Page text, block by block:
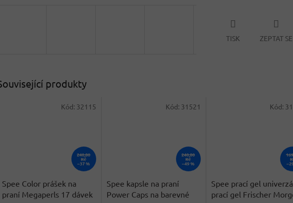
TISK ZEPTAT SE
produkty
240,80
Kč
–37 %
Spee Color prášek na
praní Megaperls 17 dávek
Kód: 32115
240,80
Kč
–49 %
Spee kapsle na praní
Power Caps na barevné
Kód: 31521
Spee prací gel
prací gel Frischer
Kód: